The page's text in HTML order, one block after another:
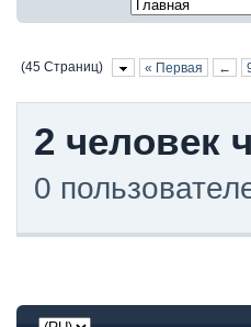
(45 Страниц) « Первая ←
2 человек
0